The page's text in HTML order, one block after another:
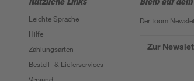
Leichte Sprache
Hilfe
Zahlungsarten
Bestell- & Lieferservices
Der toom
Zur